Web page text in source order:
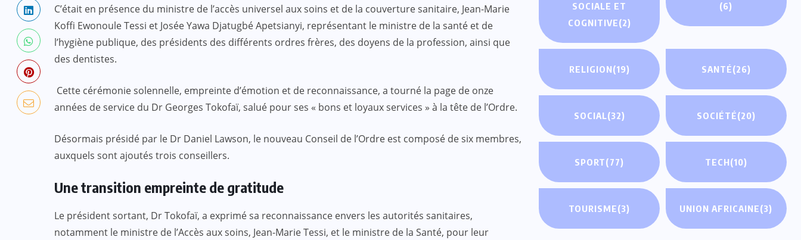
C’était en présence du ministre de l’accès universel aux soins et de la couverture sanitaire, Jean-Marie
Koffi Ewonoule Tessi et Josée Yawa Djatugbé Apetsianyi, représentant le ministre de la santé et de
l’hygiène publique, des présidents des différents ordres frères, des doyens de la profession, ainsi que
des dentistes.
Cette cérémonie solennelle, empreinte d’émotion et de reconnaissance, a tourné la page de onze
années de service du Dr Georges Tokofaï, salué pour ses « bons et loyaux services » à la tête de l’Ordre.
Désormais présidé par le Dr Daniel Lawson, le nouveau Conseil de l’Ordre est composé de six membres,
auxquels sont ajoutés trois conseillers.
Une transition empreinte de gratitude
Le président sortant, Dr Tokofaï, a exprimé sa reconnaissance envers les autorités sanitaires,
notamment le ministre de l’Accès aux soins, Jean-Marie Tessi, et le ministre de la Santé, pour leur
SOCIALE ET
COGNITIVE(2)
(6)
RELIGION(19) SANTÉ(26)
SOCIAL(32) SOCIÉTÉ(20)
SPORT(77) TECH(10)
TOURISME(3) UNION AFRICAINE(3)